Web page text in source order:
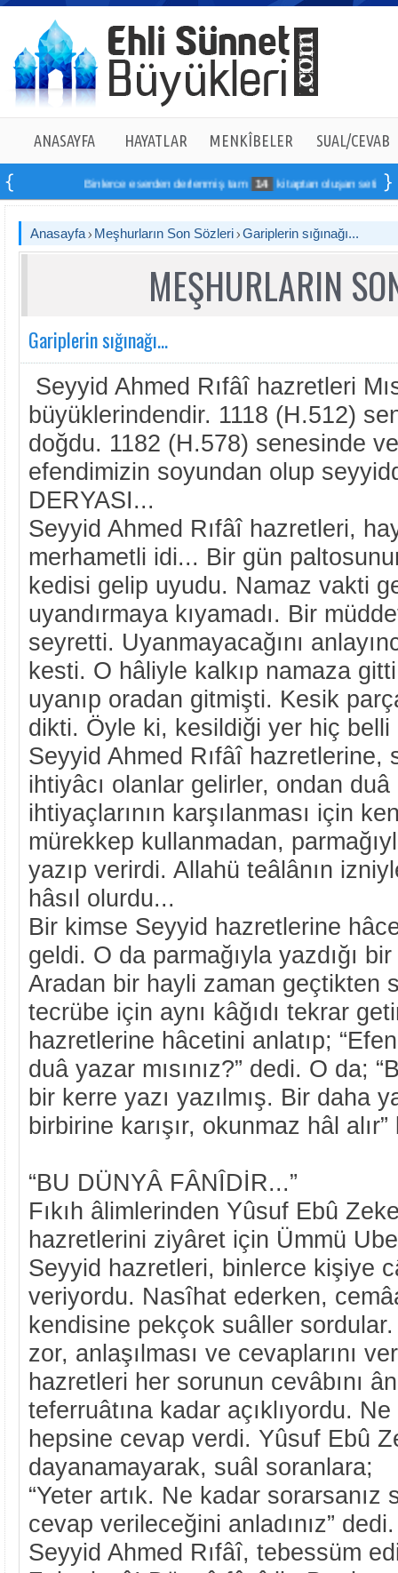
ANASAYFA HAYATLAR MENKÎBELER SUAL/CEVAB
Binlerce eserden derlenmiş tam 14 kitaptan oluşan seti online
Anasayfa Meşhurların Son Sözleri Gariplerin sığınağı...
MEŞHURLARIN
Gariplerin sığınağı...
Seyyid Ahmed Rıfâî hazretleri
büyüklerindendir. 1118 (H.512)
doğdu. 1182 (H.578) senesinde
efendimizin soyundan olup
DERYASI...
Seyyid Ahmed Rıfâî hazretleri,
merhametli idi... Bir gün
kedisi gelip uyudu. Namaz vakti
uyandırmaya kıyamadı. Bir
seyretti. Uyanmayacağını
kesti. O hâliyle kalkıp namaza
uyanıp oradan gitmişti. Kesik
dikti. Öyle ki, kesildiği yer hiç belli
Seyyid Ahmed Rıfâî hazretlerine,
ihtiyâcı olanlar gelirler, ondan
ihtiyaçlarının karşılanması için
mürekkep kullanmadan,
yazıp verirdi. Allahü teâlânın
hâsıl olurdu...
Bir kimse Seyyid hazretlerine
geldi. O da parmağıyla yazdığı
Aradan bir hayli zaman geçtikten
tecrübe için aynı kâğıdı tekrar
hazretlerine hâcetini anlatıp;
duâ yazar mısınız?” dedi. O da;
bir kerre yazı yazılmış. Bir daha
birbirine karışır, okunmaz hâl
“BU DÜNYÂ FÂNÎDİR...”
Fıkıh âlimlerinden Yûsuf Ebû
hazretlerini ziyâret için Ümmü
Seyyid hazretleri, binlerce kişiye
veriyordu. Nasîhat ederken,
kendisine pekçok suâller
zor, anlaşılması ve cevaplarını
hazretleri her sorunun cevâbını
teferruâtına kadar açıklıyordu.
hepsine cevap verdi. Yûsuf Ebû
dayanamayarak, suâl soranlara;
“Yeter artık. Ne kadar sorarsanız
cevap verileceğini anladınız”
Seyyid Ahmed Rıfâî, tebessüm